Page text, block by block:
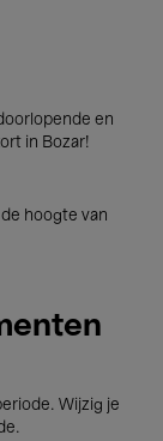
en
in Bozar!
hoogte van
Wijzig je